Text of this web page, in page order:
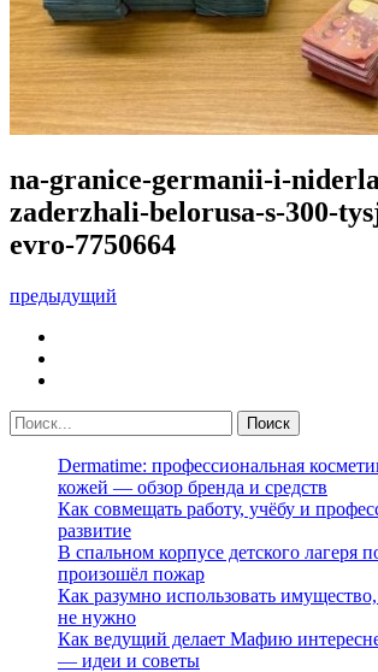
na-granice-germanii-i-
zaderzhali-belorusa-s-300-
evro-7750664
предыдущий
Dermatime: профессиональная
кожей — обзор бренда и средств
Как совмещать работу, учёбу и
развитие
В спальном корпусе детского лагеря
произошёл пожар
Как разумно использовать
не нужно
Как ведущий делает Мафию
— идеи и советы